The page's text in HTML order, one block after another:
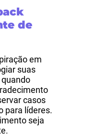
de
em
suas
casos
para líderes.
seja